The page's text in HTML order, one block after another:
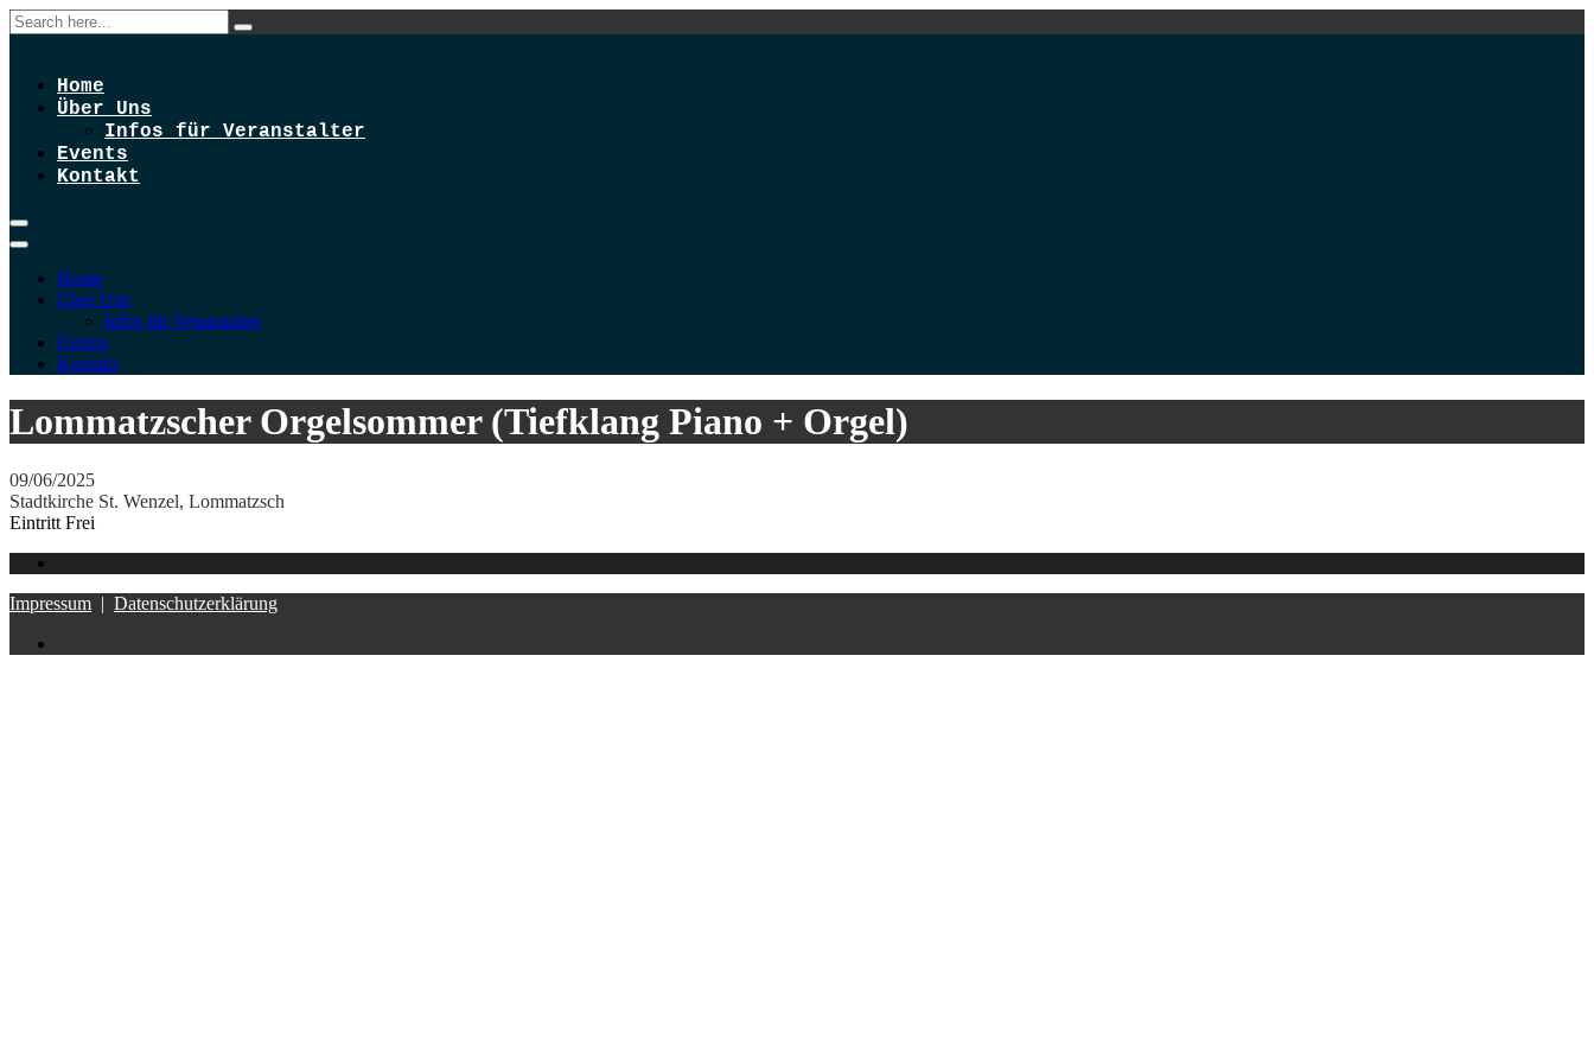
Home
Über Uns
Infos für Veranstalter
Events
Kontakt
Home
Über Uns
Infos für Veranstalter
Events
Kontakt
Lommatzscher Orgelsommer (Tiefklang Piano + Orgel)
09/06/2025
Stadtkirche St. Wenzel, Lommatzsch
Eintritt Frei
Impressum | Datenschutzerklärung